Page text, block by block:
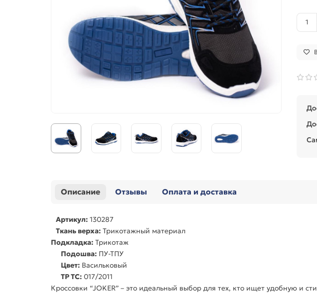
Описание Отзывы Оплата и доставка
Артикул: 130287
Ткань верха: Трикотажный материал
Подкладка: Трикотаж
Подошва: ПУ-ТПУ
Цвет: Васильковый
ТР ТС: 017/2011
Кроссовки “JOKER” – это идеальный выбор для тех, кто ищет удобную и